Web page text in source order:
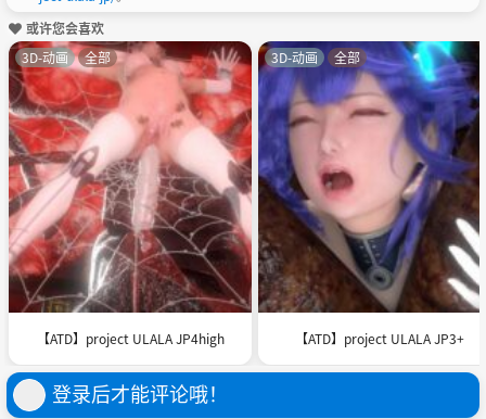
或许您会喜欢
【ATD】project ULALA JP4high
3D-动画 全部
【ATD】project ULALA JP3+
3D-动画 全部
登录后才能评论哦！